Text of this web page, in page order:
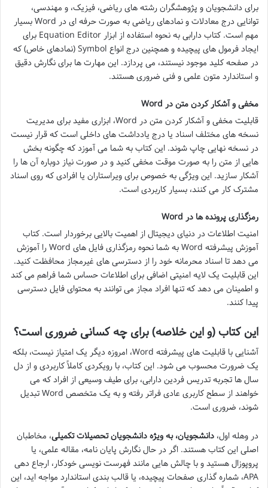
برای دانشجویان و پژوهشگران رشته های ریاضی، فیزیک، و مهندسی،
توانایی درج معادلات و نمادهای ریاضی به صورت حرفه ای در Word بسیار
مهم است. کتاب دارابی به نحوه استفاده از ابزار Equation Editor برای
ایجاد فرمول های پیچیده و همچنین درج انواع Symbol (نمادهای خاص) که
در صفحه کلید موجود نیستند، می پردازد. این مهارت ها برای نگارش دقیق
و استاندارد متون علمی و فنی ضروری هستند.
مخفی و آشکار کردن متن در Word
قابلیت مخفی و آشکار کردن متن در Word، ابزاری مفید برای مدیریت
نسخه های مختلف اسناد یا درج یادداشت های داخلی است که قرار نیست
در نسخه نهایی چاپ شوند. این کتاب به شما می آموزد که چگونه بخش
هایی از متن را به صورت موقت مخفی کنید و در صورت نیاز دوباره آن ها را
آشکار سازید. این ویژگی به خصوص برای ویراستاران یا افرادی که روی اسناد
مشترک کار می کنند، بسیار کاربردی است.
رمزگذاری پرونده ها در Word
امنیت اطلاعات در دنیای دیجیتال از اهمیت بالایی برخوردار است. کتاب
آموزش پیشرفته Word به شما نحوه رمزگذاری فایل های Word را آموزش
می دهد تا اسناد محرمانه خود را از دسترسی های غیرمجاز محافظت کنید.
این قابلیت یک لایه امنیتی اضافی برای اطلاعات حساس شما فراهم می کند
و اطمینان می دهد که تنها افراد مجاز می توانند به محتوای فایل دسترسی
پیدا کنند.
این کتاب (و این خلاصه) برای چه کسانی ضروری است؟
آشنایی با قابلیت های پیشرفته Word، امروزه دیگر یک امتیاز نیست، بلکه
یک ضرورت محسوب می شود. این کتاب، با رویکردی کاملاً کاربردی و از دل
سال ها تجربه تدریس فردین دارابی، برای طیف وسیعی از افراد که می
خواهند از سطح کاربری عادی فراتر رفته و به یک متخصص Word تبدیل
شوند، ضروری است.
در وهله اول، دانشجویان، به ویژه دانشجویان تحصیلات تکمیلی، مخاطبان
اصلی این کتاب هستند. اگر در حال نگارش پایان نامه، مقاله علمی، یا
پروپوزال هستید و با چالش هایی مانند فهرست نویسی خودکار، ارجاع دهی
APA، شماره گذاری صفحات پیچیده، یا قالب بندی استاندارد مواجه اید، این